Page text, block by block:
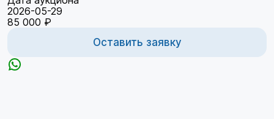
2026-05-29
85 000 ₽
Оставить заявку